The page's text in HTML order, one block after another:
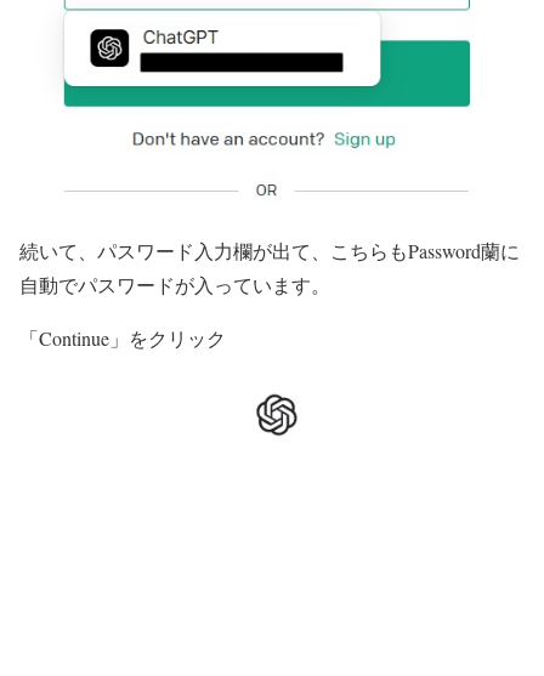
続いて、パスワード入力欄が出て、こちらもPassword蘭に
自動でパスワードが入っています。
「Continue」をクリック